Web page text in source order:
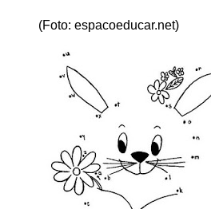
(Foto: espacoeducar.net)